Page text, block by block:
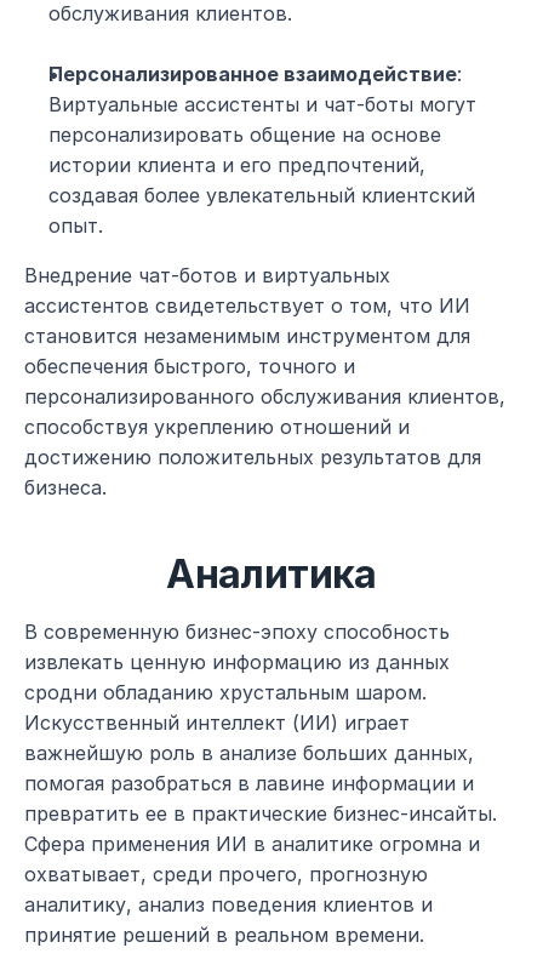
обслуживания клиентов.
Персонализированное взаимодействие:
Виртуальные ассистенты и чат-боты могут
персонализировать общение на основе
истории клиента и его предпочтений,
создавая более увлекательный клиентский
опыт.
Внедрение чат-ботов и виртуальных
ассистентов свидетельствует о том, что ИИ
становится незаменимым инструментом для
обеспечения быстрого, точного и
персонализированного обслуживания клиентов,
способствуя укреплению отношений и
достижению положительных результатов для
бизнеса.
Аналитика
В современную бизнес-эпоху способность
извлекать ценную информацию из данных
сродни обладанию хрустальным шаром.
Искусственный интеллект (ИИ) играет
важнейшую роль в анализе больших данных,
помогая разобраться в лавине информации и
превратить ее в практические бизнес-инсайты.
Сфера применения ИИ в аналитике огромна и
охватывает, среди прочего, прогнозную
аналитику, анализ поведения клиентов и
принятие решений в реальном времени.